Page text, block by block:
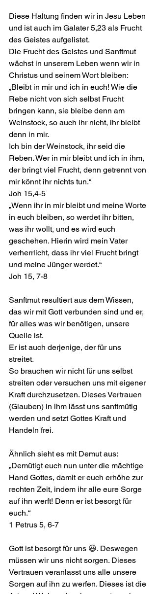
Diese Haltung finden wir in Jesu Leben
und ist auch im Galater 5,23 als Frucht
des Geistes aufgelistet.
Die Frucht des Geistes und Sanftmut
wächst in unserem Leben wenn wir in
Christus und seinem Wort bleiben:
„Bleibt in mir und ich in euch! Wie die
Rebe nicht von sich selbst Frucht
bringen kann, sie bleibe denn am
Weinstock, so auch ihr nicht, ihr bleibt
denn in mir.
Ich bin der Weinstock, ihr seid die
Reben. Wer in mir bleibt und ich in ihm,
der bringt viel Frucht, denn getrennt von
mir könnt ihr nichts tun.“
Joh 15,4-5
„Wenn ihr in mir bleibt und meine Worte
in euch bleiben, so werdet ihr bitten,
was ihr wollt, und es wird euch
geschehen. Hierin wird mein Vater
verherrlicht, dass ihr viel Frucht bringt
und meine Jünger werdet.“
Joh 15, 7-8
Sanftmut resultiert aus dem Wissen,
das wir mit Gott verbunden sind und er,
für alles was wir benötigen, unsere
Quelle ist.
Er ist auch derjenige, der für uns
streitet.
So brauchen wir nicht für uns selbst
streiten oder versuchen uns mit eigener
Kraft durchzusetzen. Dieses Vertrauen
(Glauben) in ihm lässt uns sanftmütig
werden und setzt Gottes Kraft und
Handeln frei.
Ähnlich sieht es mit Demut aus:
„Demütigt euch nun unter die mächtige
Hand Gottes, damit er euch erhöhe zur
rechten Zeit, indem ihr alle eure Sorge
auf ihn werft! Denn er ist besorgt für
euch.“
1 Petrus 5, 6-7
Gott ist besorgt für uns 😃. Deswegen
müssen wir uns nicht sorgen. Dieses
Vertrauen veranlasst uns alle unsere
Sorgen auf ihn zu werfen. Dieses ist die